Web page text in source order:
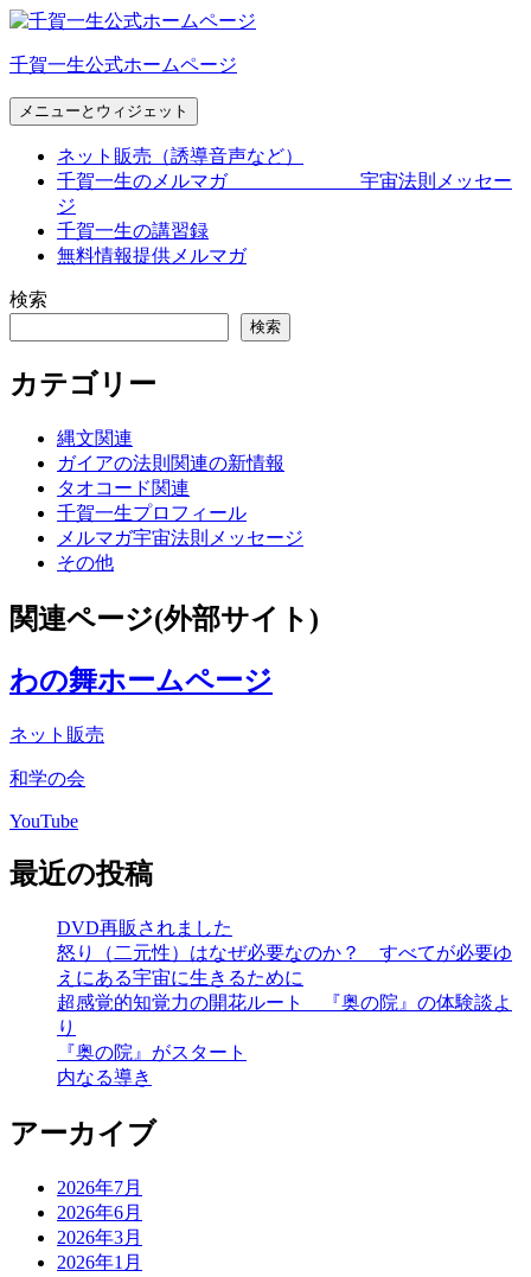
コ
テ
ン
ツ
千賀一生公式ホームページ
メニューとウィジェット
ネット販売（誘導音声など）
千賀一生のメルマガ 宇宙法則メッセー
ジ
千賀一生の講習録
無料情報提供メルマガ
検索
検索
カテゴリー
縄文関連
ガイアの法則関連の新情報
タオコード関連
千賀一生プロフィール
メルマガ宇宙法則メッセージ
その他
関連ページ(外部サイト)
わの舞ホームページ
ネット販売
和学の会
YouTube
最近の投稿
DVD再販されました
怒り（二元性）はなぜ必要なのか？ すべてが必要ゆ
えにある宇宙に生きるために
超感覚的知覚力の開花ルート 『奥の院』の体験談よ
り
『奥の院』がスタート
内なる導き
アーカイブ
2026年7月
2026年6月
2026年3月
2026年1月